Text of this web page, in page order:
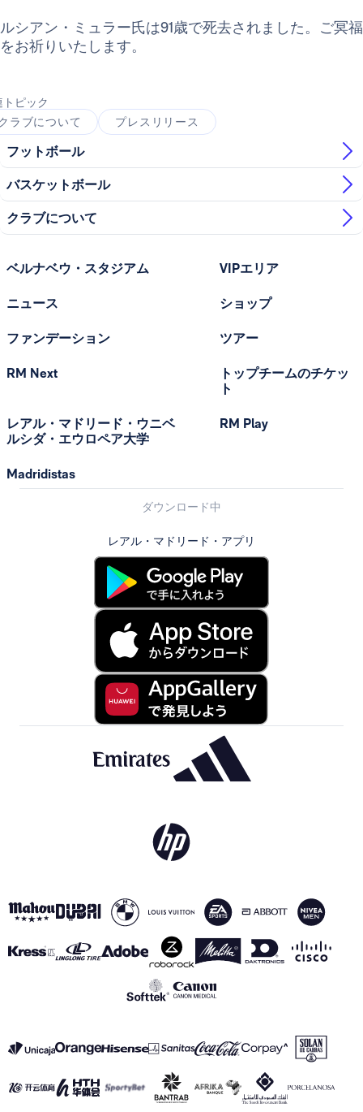
ルシアン・ミュラー氏は91歳で死去されました。ご冥福
をお祈りいたします。
トピック
ラブについて
プレスリリース
フットボール
バスケットボール
クラブについて
ベルナベウ・スタジアム
ニュース
ファンデーション
RM Next
レアル・マドリード・ウニベ
ルシダ・エウロペア大学
Madridistas
VIPエリア
ショップ
ツアー
トップチームのチケッ
ト
RM Play
ダウンロード中
レアル・マドリード・アプリ